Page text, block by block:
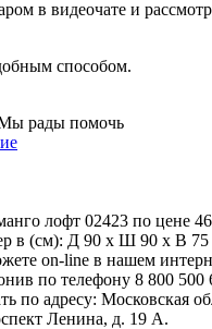
в видеочате и
способом.
рады помочь
лофт 02423 по цене
в (см): Д 90 x Ш 90 x В 75
on-line в нашем
по телефону 8 800 500
по адресу: Московская
Ленина, д. 19 А.